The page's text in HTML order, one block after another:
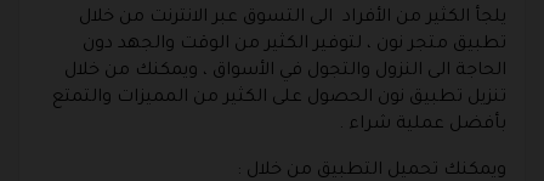
يلجأ الكثير من الأفراد الى التسوق عبر الانترنت من خلال
تطبيق متجر نون ، لتوفير الكثير من الوقت والجهد دون
الحاجة الى النزول والتجول في الأسواق ، ويمكنك من خلال
تنزيل تطبيق نون الحصول على الكثير من المميزات والتمتع
بأفضل عملية شراء .
ويمكنك تحميل التطبيق من خلال :